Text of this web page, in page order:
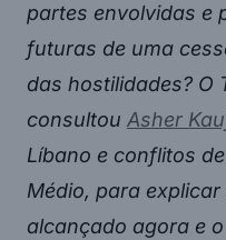
partes envolvidas e
futuras de uma
das hostilidades? O
consultou Asher
Líbano e conflitos
Médio, para
alcançado agora e